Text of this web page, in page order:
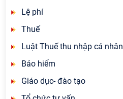
Lệ phí
Thuế
Luật Thuế thu nhập cá nhân
Bảo hiểm
Giáo dục- đào tạo